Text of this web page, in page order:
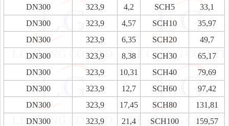
DN300 323,9 4,2 SCH5
33,1
DN300
323,9 4,57 SCH10
35,97
DN300
323,9 6,35 SCH20
49,7
DN300
323,9 8,38 SCH30
65,17
DN300
323,9 10,31 SCH40
79,69
DN300
323,9 12,7 SCH60
97,42
DN300
323,9 17,45 SCH80
131,81
DN300
323,9 21,4 SCH100
159,57